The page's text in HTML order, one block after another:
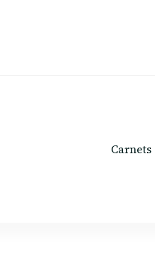
Carnets